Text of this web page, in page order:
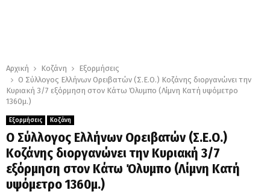
Αρχική Κοζάνη
Εξορμήσεις
Ο Σύλλογος Ελλήνων Ορειβατών (Σ.Ε.Ο.) Κοζάνης διοργανώνει την
Κυριακή 3/7 εξόρμηση στον Κάτω Όλυμπο (Λίμνη Κατή υψόμετρο
1360μ.)
Εξορμήσεις Κοζάνη
Ο Σύλλογος Ελλήνων Ορειβατών (Σ.Ε.Ο.)
Κοζάνης διοργανώνει την Κυριακή 3/7
εξόρμηση στον Κάτω Όλυμπο (Λίμνη Κατή
υψόμετρο 1360μ.)